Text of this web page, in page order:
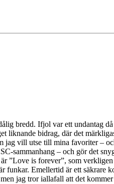
bredd. Ifjol var ett undantag
liknande bidrag, där det
jag vill utse till mina favoriter –
sammanhang – och gör det
”Love is forever”, som
funkar. Emellertid är ett säkrare
jag tror iallafall att det kommer